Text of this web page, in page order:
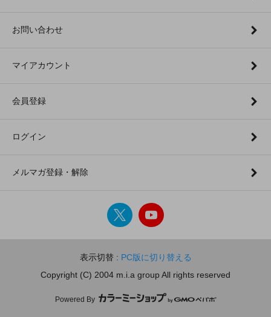
お問い合わせ
マイアカウント
会員登録
ログイン
メルマガ登録・解除
表示切替 : PC版に切り替える
Copyright (C) 2004 m.i.a group All rights reserved
Powered By